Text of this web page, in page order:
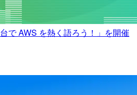
で AWS を熱く語ろう！」を開催